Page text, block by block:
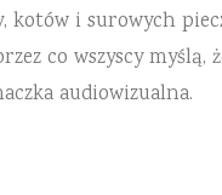
kotów i surowych
co wszyscy myślą,
audiowizualna.